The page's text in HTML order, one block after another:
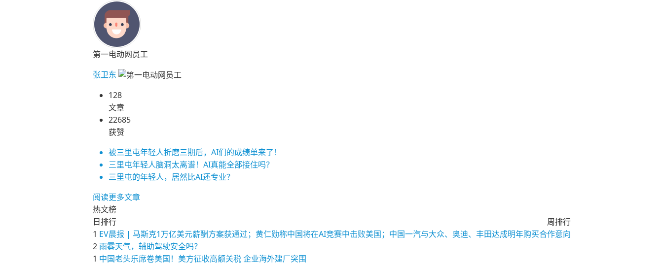
第一电动网员工
张卫东
128
文章
22685
获赞
被三里屯年轻人折磨三期后，AI们的成绩单来了！
三里屯年轻人脑洞太离谱！AI真能全部接住吗？
三里屯的年轻人，居然比AI还专业？
阅读更多文章
热文榜
日排行
周排行
1 EV晨报 | 马斯克1万亿美元薪酬方案获通过；黄仁勋称中国将在AI竞赛中击败美国；中国一汽与大众、奥迪、丰田达成明年购买合作意向
2雨雾天气，辅助驾驶安全吗？
1 中国老头乐席卷美国！美方征收高额关税 企业海外建厂突围